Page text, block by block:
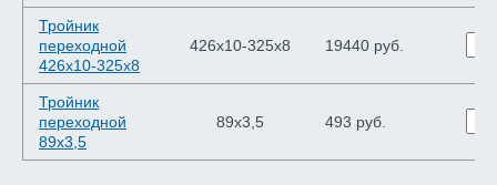
Тройник
переходной
426х10-325х8
426х10-325х8 19440 руб.
Тройник
переходной
89х3,5
89х3,5 493 руб.